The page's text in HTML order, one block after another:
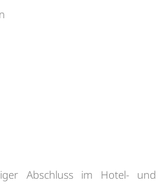
Abschluss im Hotel- und